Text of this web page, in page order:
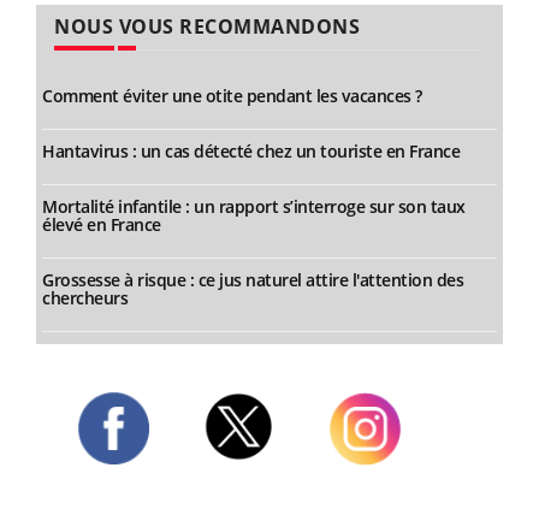
NOUS VOUS RECOMMANDONS
Comment éviter une otite pendant les vacances ?
Hantavirus : un cas détecté chez un touriste en France
Mortalité infantile : un rapport s’interroge sur son taux
élevé en France
Grossesse à risque : ce jus naturel attire l'attention des
chercheurs